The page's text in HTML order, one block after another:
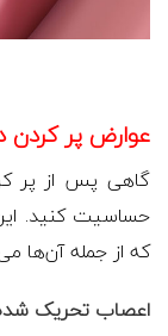
عوارض پر کردن
گاهی پس از پر
حساسیت کنید.
که از جمله آن‌ها
اعصاب تحریک